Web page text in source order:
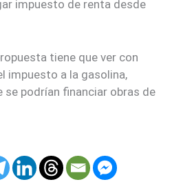
impuesto de renta desde
tiene que ver con
impuesto a la gasolina,
se podrían financiar obras de